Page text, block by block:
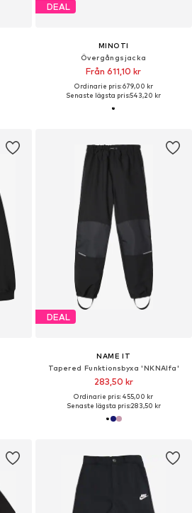
DEAL
MINOTI
Övergångsjacka
Från 611,10 kr
Ordinarie pris: 679,00 kr
Senaste lägsta pris:543,20 kr
DEAL
NAME IT
Tapered Funktionsbyxa 'NKNAlfa'
283,50 kr
Ordinarie pris: 455,00 kr
Senaste lägsta pris:283,50 kr